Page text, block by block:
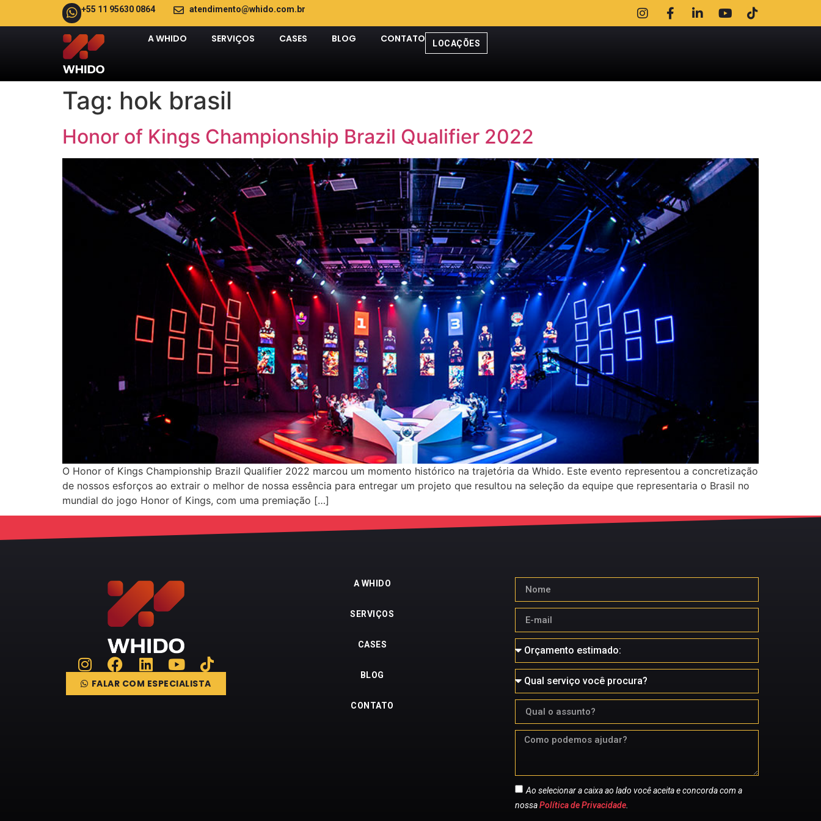
+55 11 95630 0864 atendimento@whido.com.br
A WHIDO SERVIÇOS CASES BLOG CONTATO LOCAÇÕES
Tag: hok brasil
Honor of Kings Championship Brazil Qualifier 2022
O Honor of Kings Championship Brazil Qualifier 2022 marcou um momento histórico na trajetória da Whido. Este evento representou a concretização
de nossos esforços ao extrair o melhor de nossa essência para entregar um projeto que resultou na seleção da equipe que representaria o Brasil no
mundial do jogo Honor of Kings, com uma premiação […]
FALAR COM ESPECIALISTA
A WHIDO
SERVIÇOS
CASES
BLOG
CONTATO
Ao selecionar a caixa ao lado você aceita e concorda com a
nossaPolítica de Privacidade